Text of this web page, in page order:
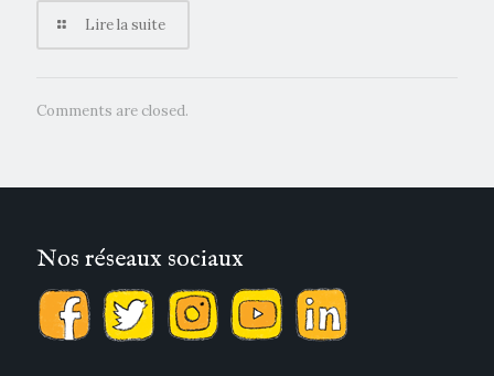
Lire la suite
Comments are closed.
Nos réseaux sociaux